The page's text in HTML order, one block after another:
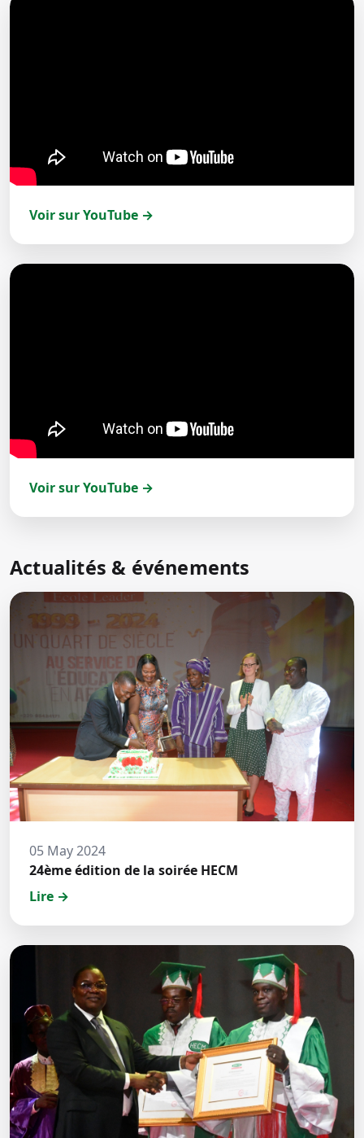
Voir sur YouTube →
Voir sur YouTube →
Actualités & événements
05 May 2024
24ème édition de la soirée HECM
Lire →